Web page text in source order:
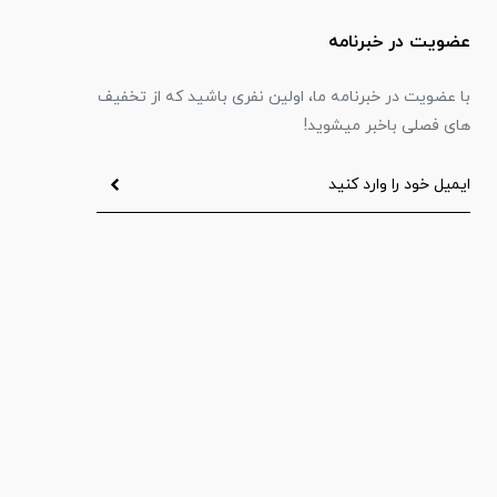
عضویت در خبرنامه
با عضویت در خبرنامه ما، اولین نفری باشید که از تخفیف
های فصلی باخبر میشوید!